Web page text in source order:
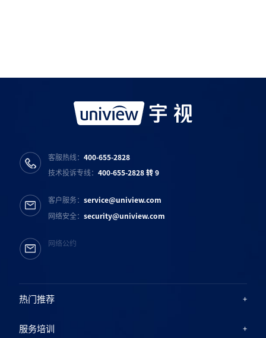
热门推荐
服务培训
客服热线：400-655-2828
技术投诉专线：400-655-2828 转 9
客户服务：service@uniview.com
网络安全：security@uniview.com
网络公约